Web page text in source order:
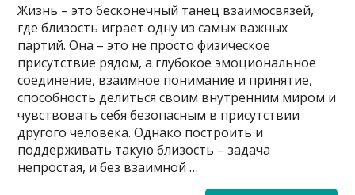
Жизнь – это бесконечный танец взаимосвязей,
где близость играет одну из самых важных
партий. Она – это не просто физическое
присутствие рядом, а глубокое эмоциональное
соединение, взаимное понимание и принятие,
способность делиться своим внутренним миром и
чувствовать себя безопасным в присутствии
другого человека. Однако построить и
поддерживать такую близость – задача
непростая, и без взаимной …